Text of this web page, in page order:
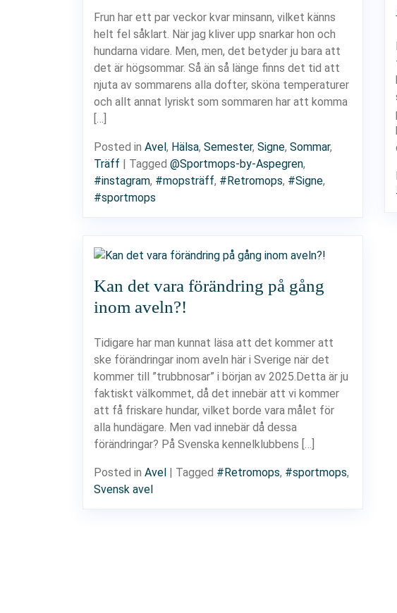
Frun har ett par veckor kvar minsann, vilket känns
helt fel såklart. När jag kliver upp snarkar hon och
hundarna vidare. Men, men, det betyder ju bara att
det är högsommar. Så än så länge finns det tid att
njuta av sommarens alla dofter, sköna temperaturer
och allt annat lyriskt som sommaren har att komma
[…]
Posted in Avel , Hälsa, Semester, Signe, Sommar,
Träff
Tagged @Sportmops-by-Aspegren,
#instagram, #mopsträff, #Retromops, #Signe,
#sportmops
Kan det vara förändring på gång
inom aveln?!
Tidigare har man kunnat läsa att det kommer att
ske förändringar inom aveln här i Sverige när det
kommer till ”trubbnosar” i början av 2025.Detta är ju
faktiskt välkommet, då det innebär att vi kommer
att få friskare hundar, vilket borde vara målet för
alla hundägare. Men vad innebär då dessa
förändringar? På Svenska kennelklubbens […]
Posted in Avel | Tagged #Retromops, #sportmops,
Svensk avel